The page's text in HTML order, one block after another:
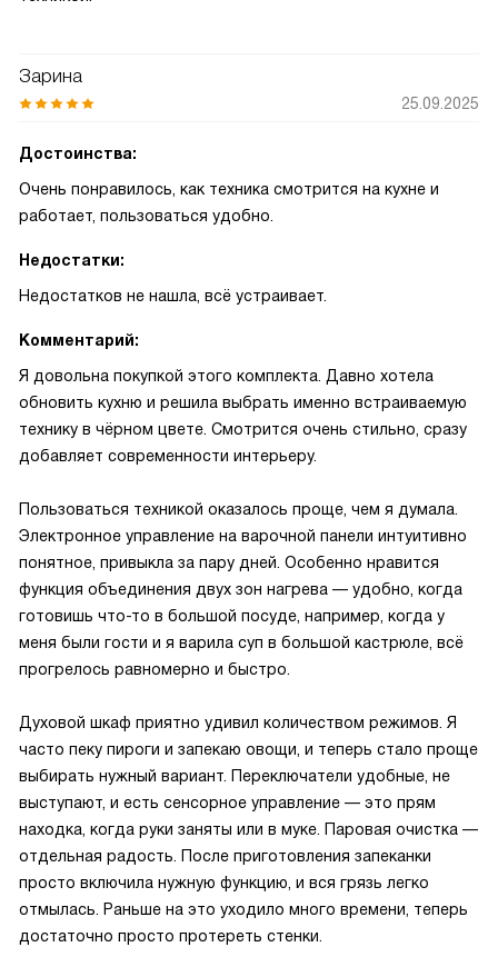
Зарина
25.09.2025
Достоинства:
Очень понравилось, как техника смотрится на кухне и
работает, пользоваться удобно.
Недостатки:
Недостатков не нашла, всё устраивает.
Комментарий:
Я довольна покупкой этого комплекта. Давно хотела
обновить кухню и решила выбрать именно встраиваемую
технику в чёрном цвете. Смотрится очень стильно, сразу
добавляет современности интерьеру.
Пользоваться техникой оказалось проще, чем я думала.
Электронное управление на варочной панели интуитивно
понятное, привыкла за пару дней. Особенно нравится
функция объединения двух зон нагрева — удобно, когда
готовишь что-то в большой посуде, например, когда у
меня были гости и я варила суп в большой кастрюле, всё
прогрелось равномерно и быстро.
Духовой шкаф приятно удивил количеством режимов. Я
часто пеку пироги и запекаю овощи, и теперь стало проще
выбирать нужный вариант. Переключатели удобные, не
выступают, и есть сенсорное управление — это прям
находка, когда руки заняты или в муке. Паровая очистка —
отдельная радость. После приготовления запеканки
просто включила нужную функцию, и вся грязь легко
отмылась. Раньше на это уходило много времени, теперь
достаточно просто протереть стенки.